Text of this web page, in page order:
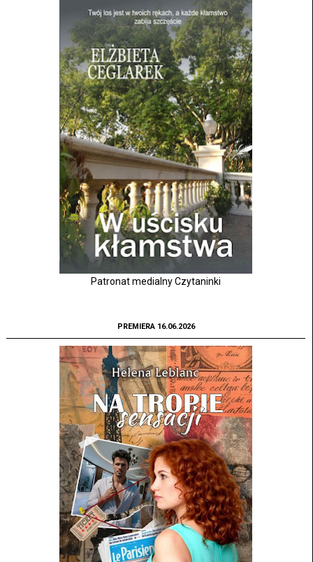
Patronat medialny Czytaninki
PREMIERA 16.06.2026